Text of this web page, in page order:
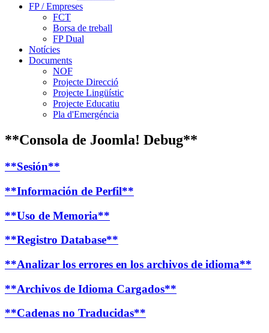
FP / Empreses
FCT
Borsa de treball
FP Dual
Notícies
Documents
NOF
Projecte Direcció
Projecte Lingüístic
Projecte Educatiu
Pla d'Emergéncia
**Consola de Joomla! Debug**
**Sesión**
**Información de Perfil**
**Uso de Memoria**
**Registro Database**
**Analizar los errores en los archivos de idioma**
**Archivos de Idioma Cargados**
**Cadenas no Traducidas**